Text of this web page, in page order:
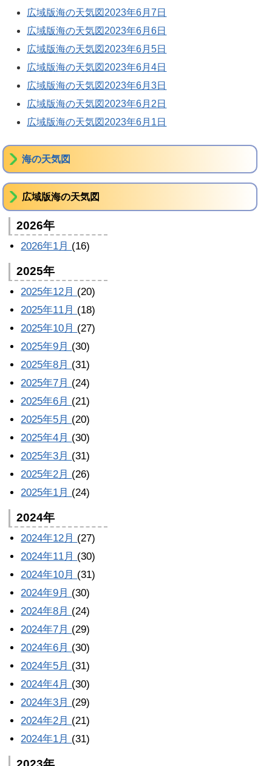
広域版海の天気図2023年6月7日
広域版海の天気図2023年6月6日
広域版海の天気図2023年6月5日
広域版海の天気図2023年6月4日
広域版海の天気図2023年6月3日
広域版海の天気図2023年6月2日
広域版海の天気図2023年6月1日
海の天気図
広域版海の天気図
2026年
2026年1月 (16)
2025年
2025年12月 (20)
2025年11月 (18)
2025年10月 (27)
2025年9月 (30)
2025年8月 (31)
2025年7月 (24)
2025年6月 (21)
2025年5月 (20)
2025年4月 (30)
2025年3月 (31)
2025年2月 (26)
2025年1月 (24)
2024年
2024年12月 (27)
2024年11月 (30)
2024年10月 (31)
2024年9月 (30)
2024年8月 (24)
2024年7月 (29)
2024年6月 (30)
2024年5月 (31)
2024年4月 (30)
2024年3月 (29)
2024年2月 (21)
2024年1月 (31)